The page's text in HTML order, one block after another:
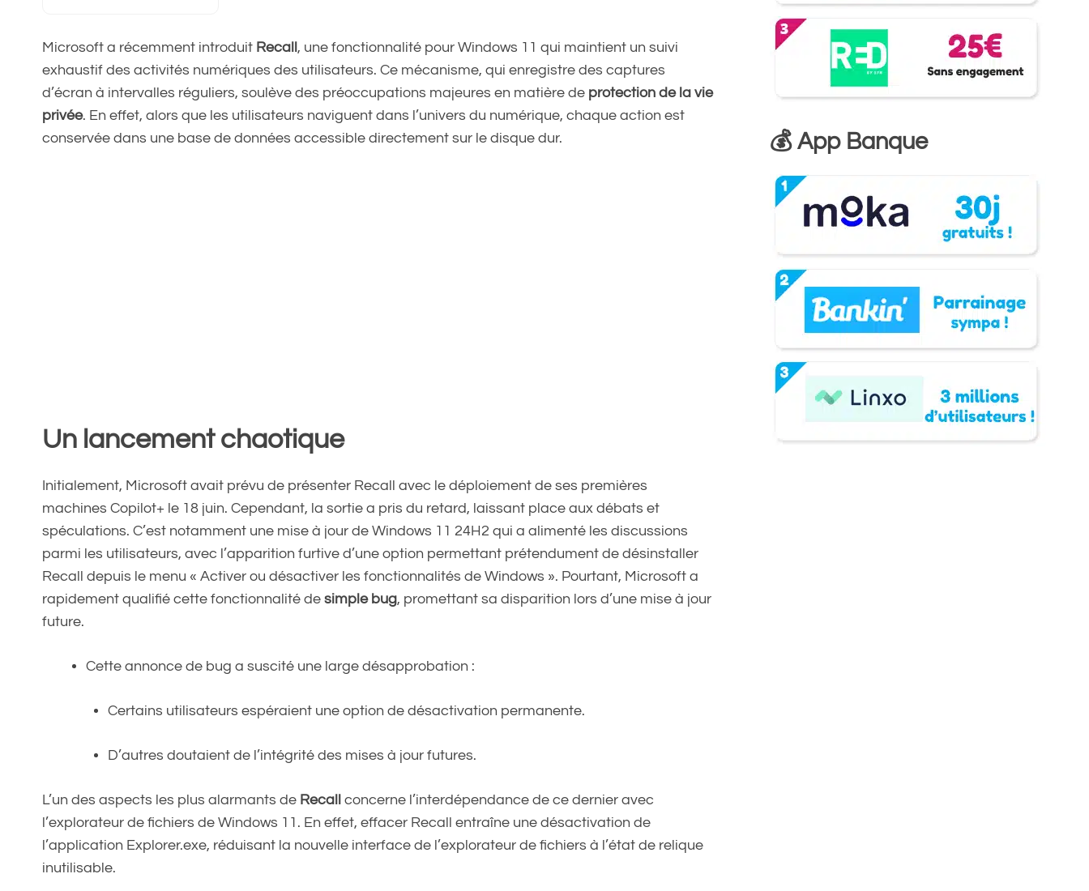
Microsoft a récemment introduit Recall, une fonctionnalité pour Windows 11 qui maintient un suivi
exhaustif des activités numériques des utilisateurs. Ce mécanisme, qui enregistre des captures
d’écran à intervalles réguliers, soulève des préoccupations majeures en matière de protection de la vie
privée. En effet, alors que les utilisateurs naviguent dans l’univers du numérique, chaque action est
conservée dans une base de données accessible directement sur le disque dur.
Un lancement chaotique
Initialement, Microsoft avait prévu de présenter Recall avec le déploiement de ses premières
machines Copilot+ le 18 juin. Cependant, la sortie a pris du retard, laissant place aux débats et
spéculations. C’est notamment une mise à jour de Windows 11 24H2 qui a alimenté les discussions
parmi les utilisateurs, avec l’apparition furtive d’une option permettant prétendument de désinstaller
Recall depuis le menu « Activer ou désactiver les fonctionnalités de Windows ». Pourtant, Microsoft a
rapidement qualifié cette fonctionnalité de simple bug, promettant sa disparition lors d’une mise à jour
future.
Cette annonce de bug a suscité une large désapprobation :
Certains utilisateurs espéraient une option de désactivation permanente.
D’autres doutaient de l’intégrité des mises à jour futures.
L’un des aspects les plus alarmants de Recall concerne l’interdépendance de ce dernier avec
l’explorateur de fichiers de Windows 11. En effet, effacer Recall entraîne une désactivation de
l’application Explorer.exe, réduisant la nouvelle interface de l’explorateur de fichiers à l’état de relique
inutilisable.
💰 App Banque